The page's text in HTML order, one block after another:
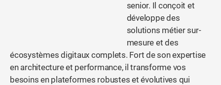
senior. Il conçoit et
développe des
solutions métier sur-
mesure et des
écosystèmes digitaux complets. Fort de son expertise
en architecture et performance, il transforme vos
besoins en plateformes robustes et évolutives qui